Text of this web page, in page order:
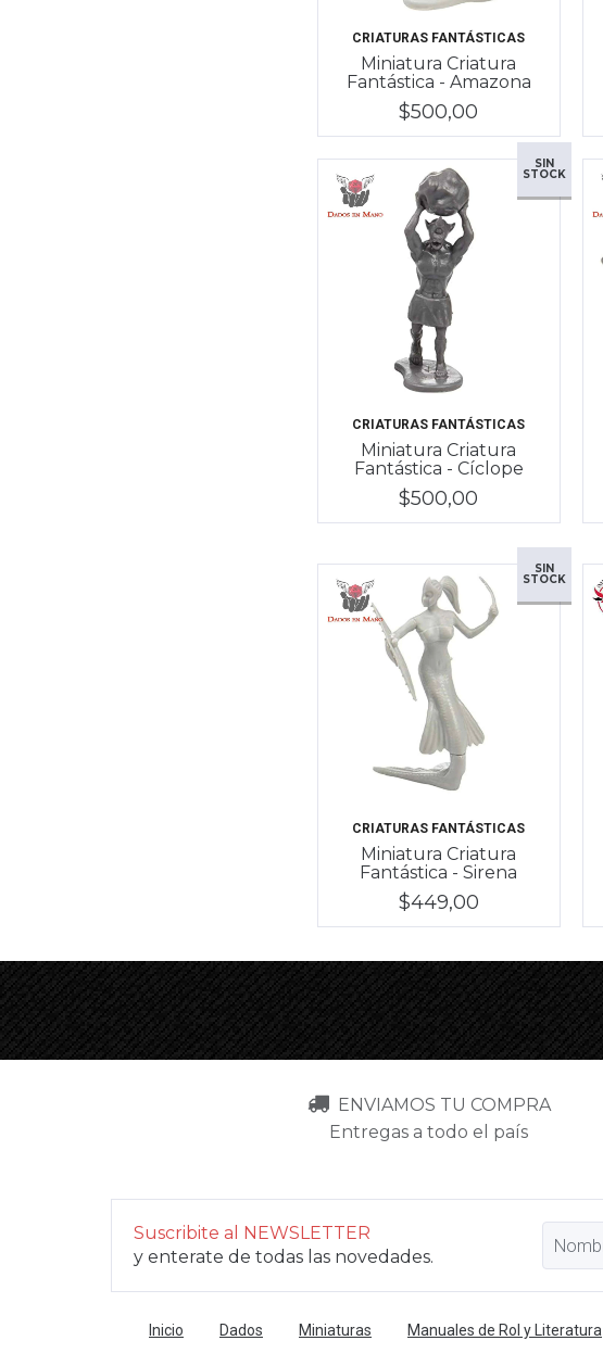
CRIATURAS FANTÁSTICAS
Miniatura Criatura
Fantástica - Amazona
$500,00
SIN
STOCK
CRIATURAS FANTÁSTICAS
Miniatura Criatura
Fantástica - Cíclope
$500,00
SIN
STOCK
CRIATURAS FANTÁSTICAS
Miniatura Criatura
Fantástica - Sirena
$449,00
ENVIAMOS TU COMPRA
Entregas a todo el país
Suscribite al NEWSLETTER
y enterate de todas las novedades.
Inicio Dados Miniaturas Manuales de Rol y Literatura